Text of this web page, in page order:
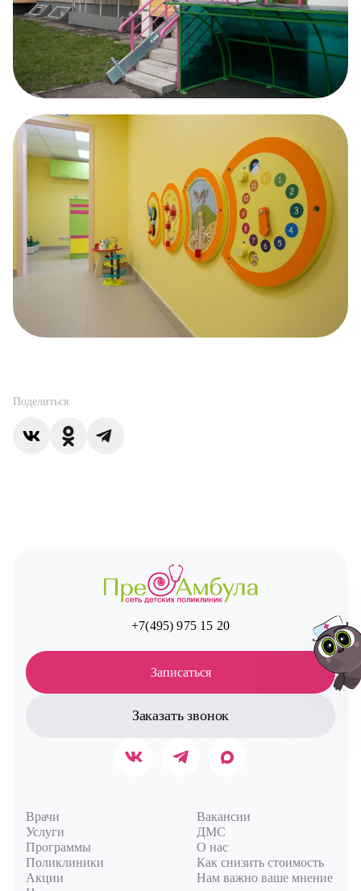
Поделиться
+7(495) 975 15 20
Записаться
Заказать звонок
Врачи
Услуги
Программы
Поликлиники
Акции
Вакансии
ДМС
О нас
Как снизить стоимость
Нам важно ваше мнение